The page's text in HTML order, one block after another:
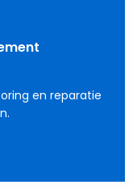
en reparatie